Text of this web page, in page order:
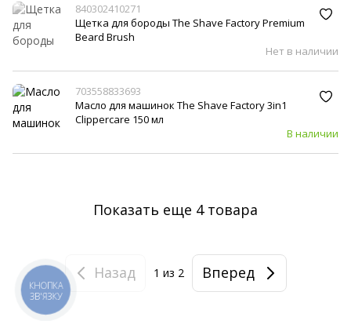
840302410271
Щетка для бороды The Shave Factory Premium
Beard Brush
Нет в наличии
703558833693
Масло для машинок The Shave Factory 3in1
Clippercare 150 мл
В наличии
Показать еще 4 товара
Назад 1 из 2 Вперед
КНОПКА
ЗВ'ЯЗКУ